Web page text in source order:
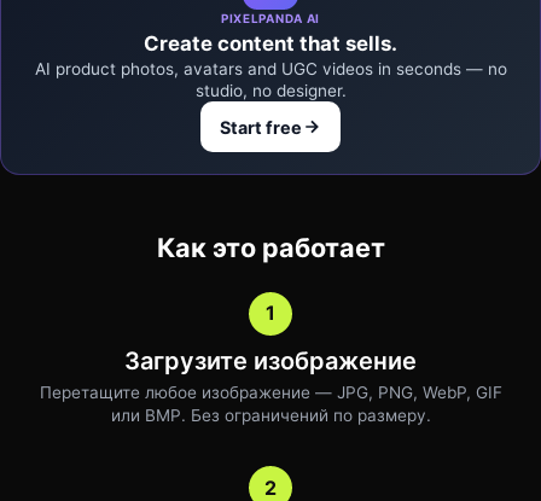
PIXELPANDA AI
Create content that sells.
AI product photos, avatars and UGC videos in seconds — no
studio, no designer.
Start free
Как это работает
1
Загрузите изображение
Перетащите любое изображение — JPG, PNG, WebP, GIF
или BMP. Без ограничений по размеру.
2